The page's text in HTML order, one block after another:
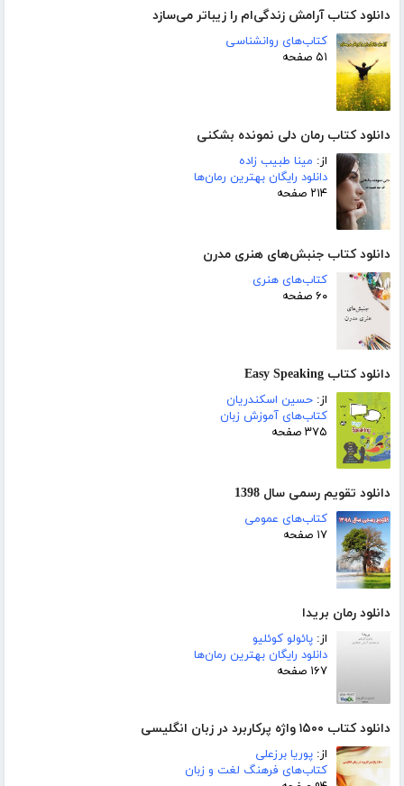
دانلود کتاب آرامش زندگی‌ام را زیباتر می‌سازد
کتاب‌های روانشناسی
۵۱ صفحه
دانلود کتاب رمان دلی نمونده بشکنی
از: مینا طبیب زاده
دانلود رایگان بهترین رمان‌ها
۲۱۴ صفحه
دانلود کتاب جنبش‌های هنری مدرن
کتاب‌های هنری
۶۰ صفحه
دانلود کتاب Easy Speaking
از: حسین اسکندریان
کتاب‌های آموزش زبان
۳۷۵ صفحه
دانلود تقویم رسمی سال 1398
کتاب‌های عمومی
۱۷ صفحه
دانلود رمان بریدا
از: پائولو کوئلیو
دانلود رایگان بهترین رمان‌ها
۱۶۷ صفحه
دانلود کتاب ۱۵۰۰ واژه پرکاربرد در زبان انگلیسی
از: پوریا برزعلی
کتاب‌های فرهنگ لغت و زبان